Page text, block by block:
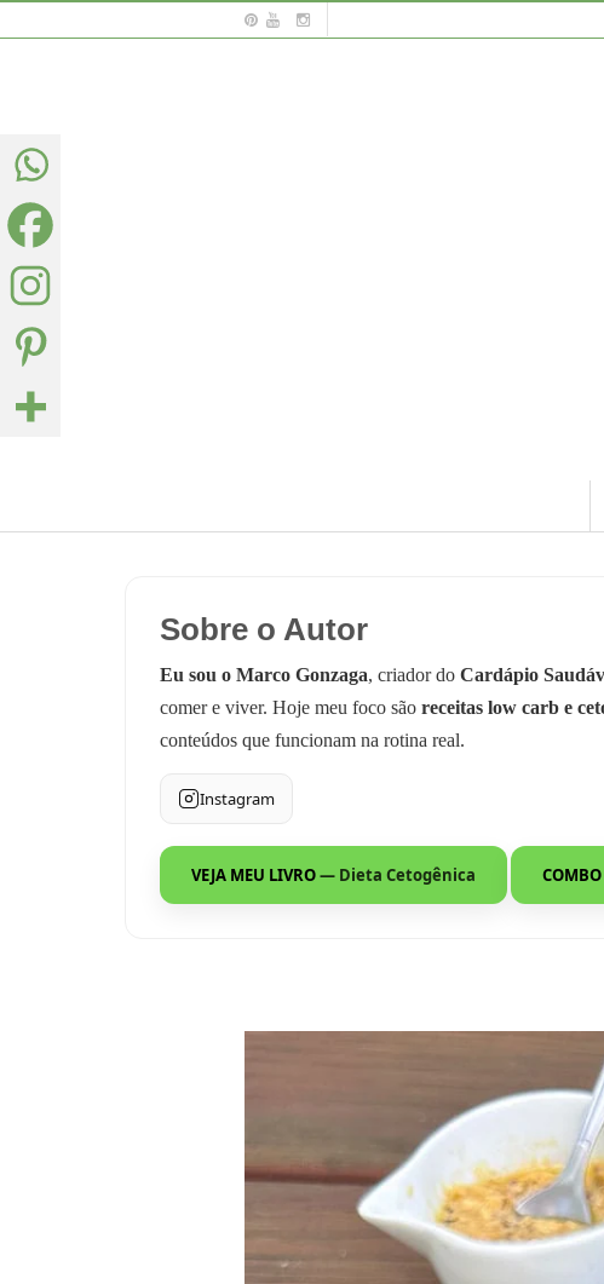
Sobre o Autor
Eu sou o Marco Gonzaga, criador do Cardápio
comer e viver. Hoje meu foco são receitas low carb e
conteúdos que funcionam na rotina real.
Instagram
VEJA MEU LIVRO— Dieta Cetogênica COMBO